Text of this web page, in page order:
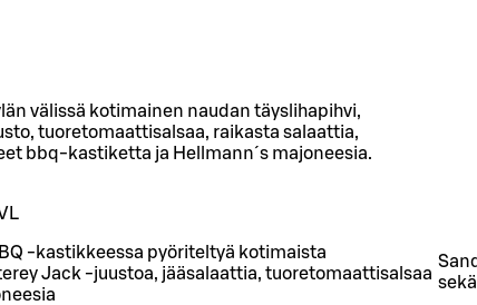
välissä kotimainen naudan täyslihapihvi,
tuoretomaattisalsaa, raikasta salaattia,
bbq-kastiketta ja Hellmann´s majoneesia.
-kastikkeessa pyöriteltyä kotimaista
Jack -juustoa, jääsalaattia, tuoretomaattisalsaa